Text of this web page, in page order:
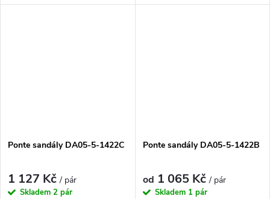
Ponte sandály DA05-5-1422C
1 127 Kč/ pár
Skladem 2 pár
Ponte sandály DA05-5-1422B
od 1 065 Kč/ pár
Skladem 1 pár